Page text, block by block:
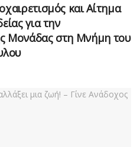
και Αίτημα
για την
Μονάδας στη Μνήμη του